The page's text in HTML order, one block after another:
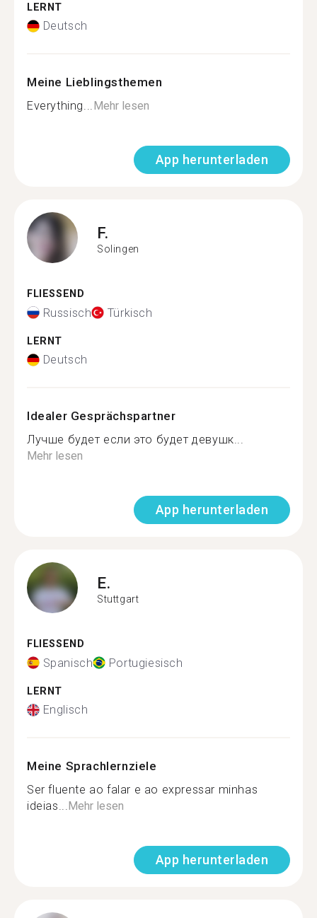
LERNT
Deutsch
Meine Lieblingsthemen
Everything...Mehr lesen
App herunterladen
F.
Solingen
FLIESSEND
Russisch Türkisch
LERNT
Deutsch
Idealer Gesprächspartner
Лучше будет если это будет девушк...
Mehr lesen
App herunterladen
E.
Stuttgart
FLIESSEND
Spanisch Portugiesisch
LERNT
Englisch
Meine Sprachlernziele
Ser fluente ao falar e ao expressar minhas
ideias...Mehr lesen
App herunterladen